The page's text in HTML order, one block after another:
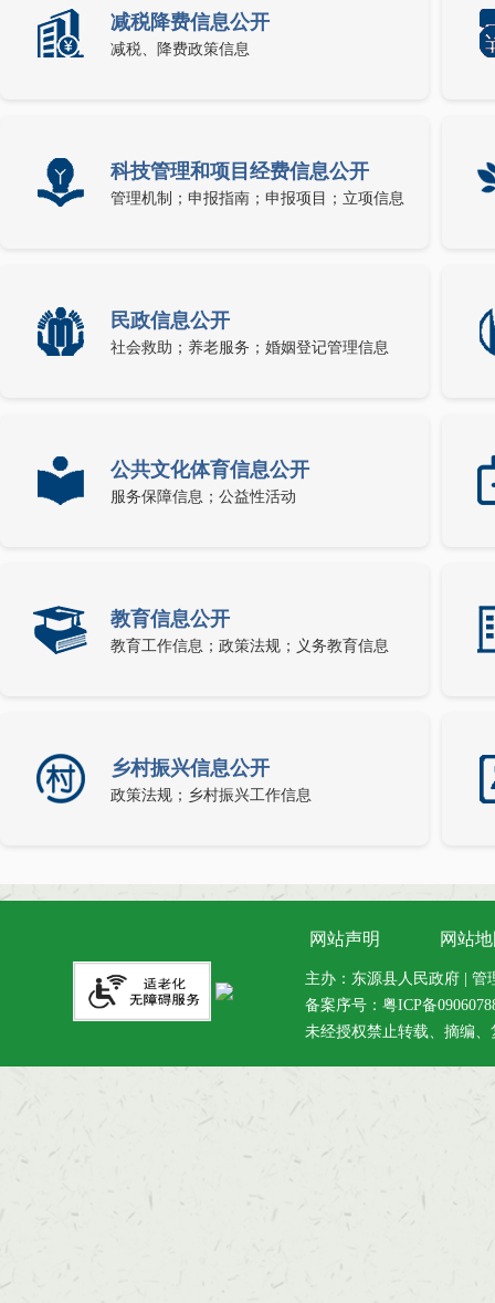
减税降费信息公开
减税、降费政策信息
科技管理和项目经费信息公开
管理机制；申报指南；申报项目；立项信息
民政信息公开
社会救助；养老服务；婚姻登记管理信息
公共文化体育信息公开
服务保障信息；公益性活动
教育信息公开
教育工作信息；政策法规；义务教育信息
乡村振兴信息公开
政策法规；乡村振兴工作信息
网站声明 网站
主办：东源县人民政府 | 管
备案序号： 粤ICP备
未经授权禁止转载、摘编